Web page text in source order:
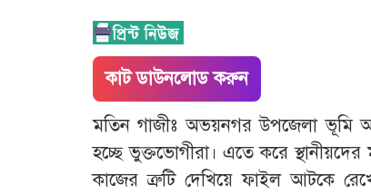
কাট ডাউনলোড করুন
মতিন গাজীঃ অভয়নগর উপজেলা ভূমি
হচ্ছে ভুক্তভোগীরা। এতে করে
কাজের ত্রুটি দেখিয়ে ফাইল আটকে